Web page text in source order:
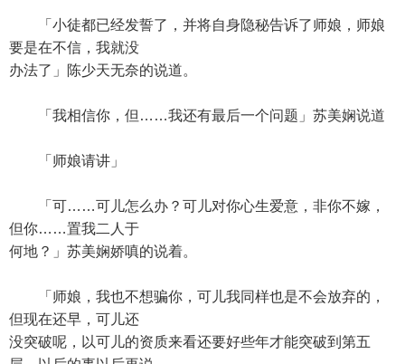
「小徒都已经发誓了，并将自身隐秘告诉了师娘，师娘
要是在不信，我就没
办法了」陈少天无奈的说道。
「我相信你，但……我还有最后一个问题」苏美娴说道
「师娘请讲」
「可……可儿怎么办？可儿对你心生爱意，非你不嫁，
但你……置我二人于
何地？」苏美娴娇嗔的说着。
「师娘，我也不想骗你，可儿我同样也是不会放弃的，
但现在还早，可儿还
没突破呢，以可儿的资质来看还要好些年才能突破到第五